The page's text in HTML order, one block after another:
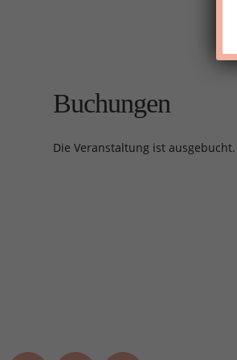
Buchungen
Die Veranstaltung ist ausgebucht.